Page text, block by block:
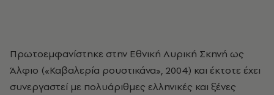
Πρωτοεμφανίστηκε στην Εθνική Λυρική Σκηνή ως
Άλφιο («Καβαλερία ρουστικάνα», 2004) και έκτοτε έχει
συνεργαστεί με πολυάριθμες ελληνικές και ξένες